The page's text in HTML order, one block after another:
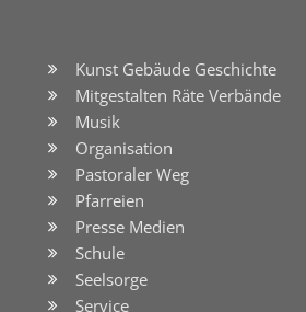
Kunst Gebäude Geschichte
Mitgestalten Räte Verbände
Musik
Organisation
Pastoraler Weg
Pfarreien
Presse Medien
Schule
Seelsorge
Service